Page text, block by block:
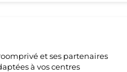
et ses partenaires
à vos centres